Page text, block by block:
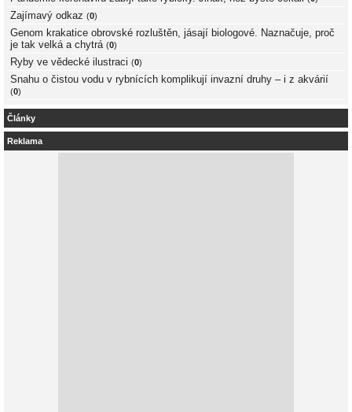
Zajímavý odkaz (0)
Genom krakatice obrovské rozluštěn, jásají biologové. Naznačuje, proč
je tak velká a chytrá (0)
Ryby ve vědecké ilustraci (0)
Snahu o čistou vodu v rybnících komplikují invazní druhy – i z akvárií
(0)
Články
Reklama